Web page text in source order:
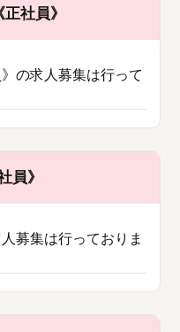
社員》
の求人募集は行って
員》
募集は行っておりま